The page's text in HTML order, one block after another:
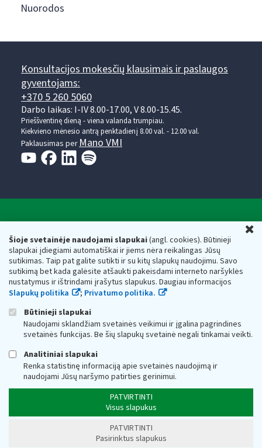
Šioje svetainėje naudojami slapukai(angl. cookies). Būtinieji
slapukai įdiegiami automatiškai ir jiems nėra reikalingas Jūsų
sutikimas. Taip pat galite sutikti ir su kitų slapukų naudojimu. Savo
sutikimą bet kada galėsite atšaukti pakeisdami interneto naršyklės
nustatymus ir ištrindami įrašytus slapukus. Daugiau informacijos
Slapukų politika
; Privatumo politika.
Būtinieji slapukai
Naudojami sklandžiam svetainės veikimui ir įgalina pagrindines
svetainės funkcijas. Be šių slapukų svetainė negali tinkamai veikti.
Analitiniai slapukai
Renka statistinę informaciją apie svetainės naudojimą ir
naudojami Jūsų naršymo patirties gerinimui.
PATVIRTINTI
Visus slapukus
PATVIRTINTI
Pasirinktus slapukus
Nuorodos
Konsultacijos mokesčių klausimais ir paslaugos
gyventojams:
+370 5 260 5060
Darbo laikas: I-IV 8.00-17.00, V 8.00-15.45.
Prieššventinę dieną - viena valanda trumpiau.
Kiekvieno mėnesio antrą penktadienį 8.00 val. - 12.00 val.
Paklausimas per Mano VMI
Respublikos finansų ministerijos
Biudžetinė įstaiga. Juridinio asmens kodas — 188659752,
adresas: Vasario 16-osios g. 14, 01107 Vilnius, Lietuva, el.paštas:
vmi@vmi.lt, E. pristatymo dėžutės adresas 188659752
Duomenys apie Valstybinę mokesčių inspekciją prie Lietuvos
Respublikos finansų ministerijos kaupiami ir saugomi Juridinių